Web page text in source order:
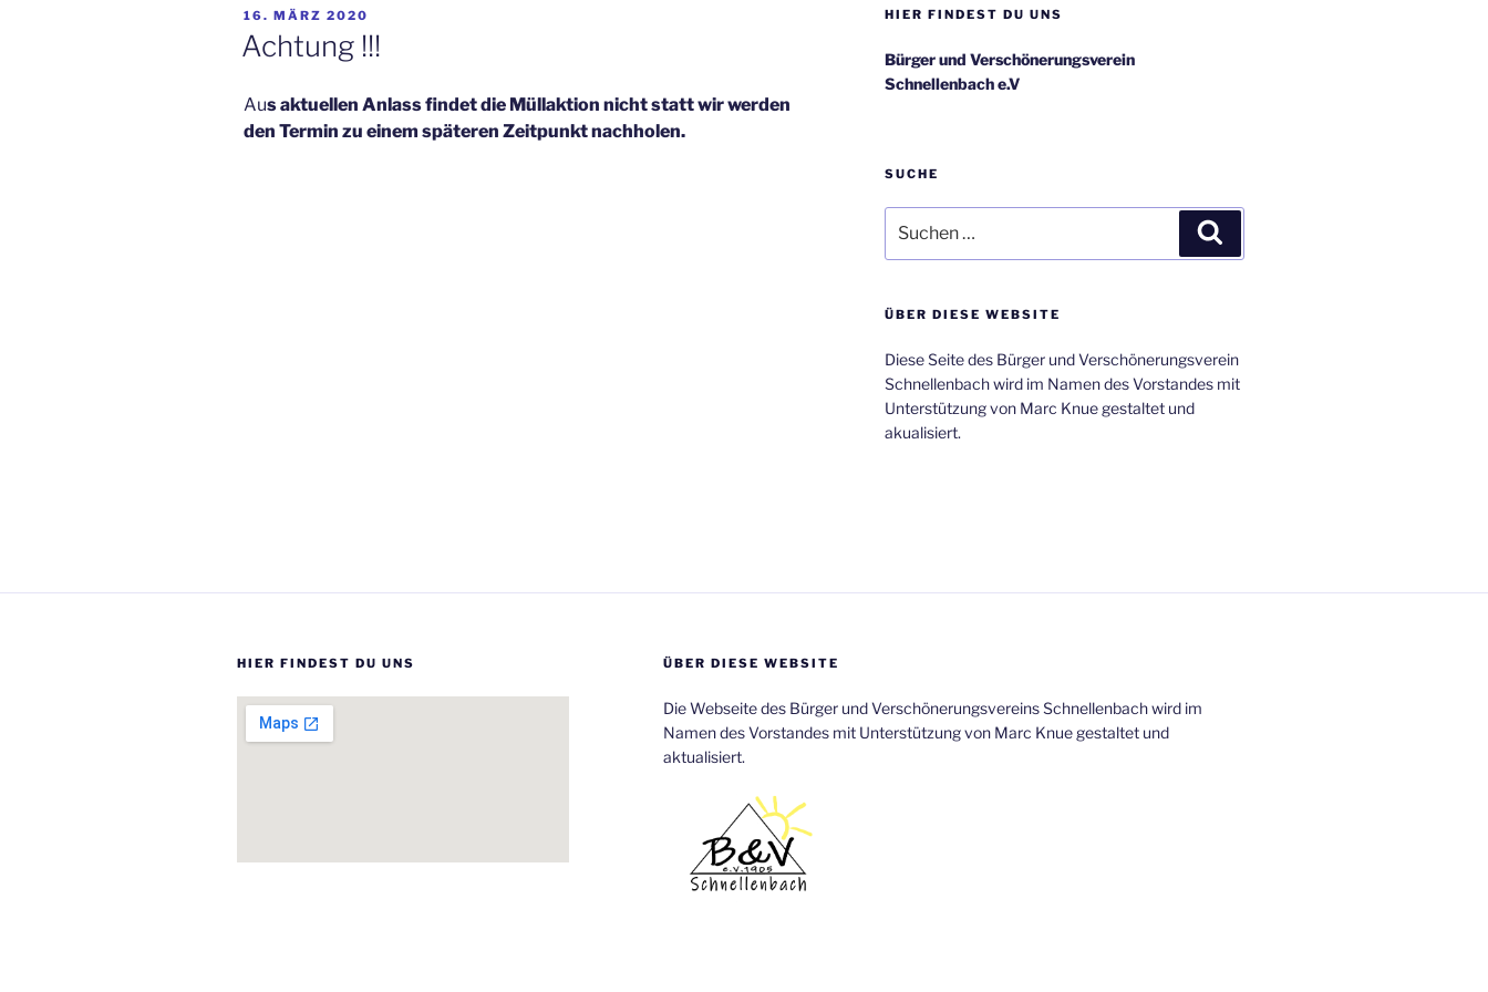
VERÖFFENTLICHT
AM
16. MÄRZ 2020
Achtung !!!
Aus aktuellen Anlass findet die Müllaktion nicht statt wir werden
den Termin zu einem späteren Zeitpunkt nachholen.
HIER FINDEST DU UNS
Bürger und Verschönerungsverein
Schnellenbach e.V
SUCHE
nach:
ÜBER DIESE WEBSITE
Diese Seite des Bürger und Verschönerungsverein
Schnellenbach wird im Namen des Vorstandes mit
Unterstützung von Marc Knue gestaltet und
akualisiert.
HIER FINDEST DU UNS ÜBER DIESE WEBSITE
Die Webseite des Bürger und Verschönerungsvereins Schnellenbach wird im
Namen des Vorstandes mit Unterstützung von Marc Knue gestaltet und
aktualisiert.